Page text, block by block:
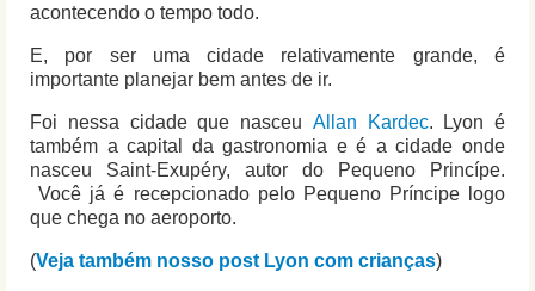
acontecendo o tempo todo.
E, por ser uma cidade relativamente grande, é
importante planejar bem antes de ir.
Foi nessa cidade que nasceu Allan Kardec. Lyon é
também a capital da gastronomia e é a cidade onde
nasceu Saint-Exupéry, autor do Pequeno Princípe.
Você já é recepcionado pelo Pequeno Príncipe logo
que chega no aeroporto.
(Veja também nosso post Lyon com crianças)